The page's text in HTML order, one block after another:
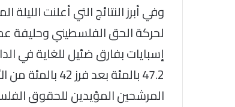
وفي أبرز النتائج التي أعلنت الليلة
لحركة الحق الفلسطيني وحليفة
47.2 بالمئة
المرشحين المؤيدين للحقوق